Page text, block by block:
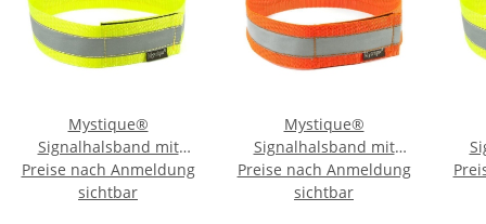
Mystique®
Signalhalsband mit
Klettverschluss
Reflexhalsband 50cm
Preise nach Anmeldung
sichtbar
Mystique®
Signalhalsband mit
Klettverschluss
Reflexhalsband 45cm
Preise nach Anmeldung
sichtbar